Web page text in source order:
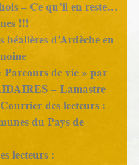
– Ce qu’il en reste…
!!!
béalières d’Ardèche en
Parcours de vie » par
– Lamastre
Courrier des lecteurs :
du Pays de
lecteurs :